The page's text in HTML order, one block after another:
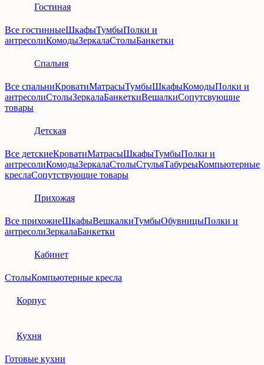
Гостиная
Все гостинныеШкафыТумбыПолки и
антресолиКомодыЗеркалаСтолыБанкетки
Спальня
Все спальниКроватиМатрасыТумбыШкафыКомодыПолки и
антресолиСтолыЗеркалаБанкеткиВешалкиСопутсвующие
товары
Детская
Все детскиеКроватиМатрасыШкафыТумбыПолки и
антресолиКомодыЗеркалаСтолыСтульяТабуреыКомпьютерные
креслаСопутствующие товары
Прихожая
Все прихожиеШкафыВешкалкиТумбыОбувницыПолки и
антресолиЗеркалаБанкетки
Кабинет
СтолыКомпьютерные кресла
Корпус
Кухня
Готовые кухни